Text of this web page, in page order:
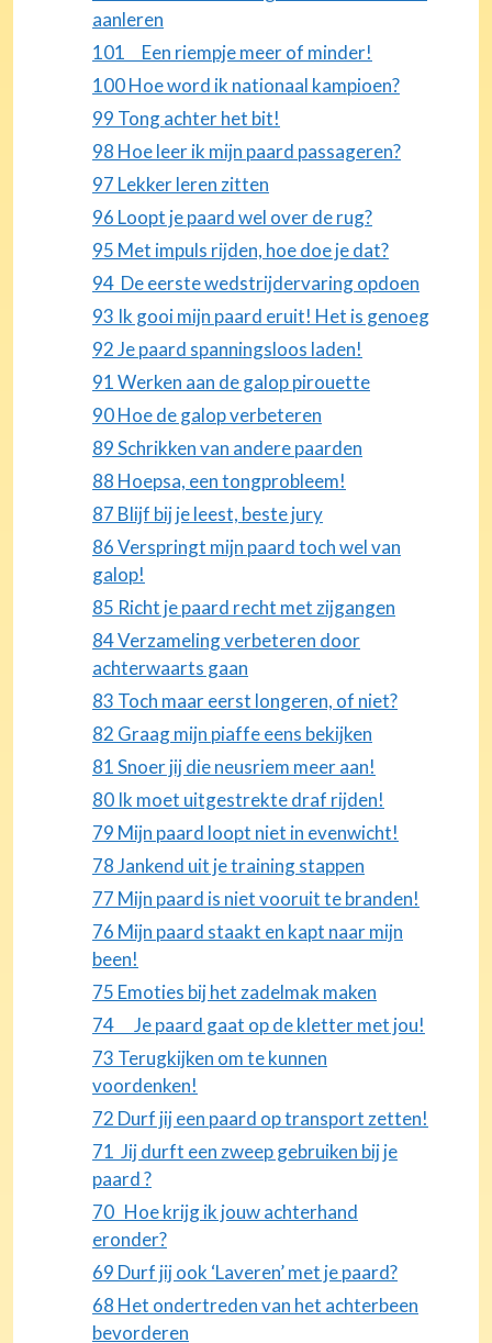
aanleren
101 Een riempje meer of minder!
100 Hoe word ik nationaal kampioen?
99 Tong achter het bit!
98 Hoe leer ik mijn paard passageren?
97 Lekker leren zitten
96 Loopt je paard wel over de rug?
95 Met impuls rijden, hoe doe je dat?
94 De eerste wedstrijdervaring opdoen
93 Ik gooi mijn paard eruit! Het is genoeg
92 Je paard spanningsloos laden!
91 Werken aan de galop pirouette
90 Hoe de galop verbeteren
89 Schrikken van andere paarden
88 Hoepsa, een tongprobleem!
87 Blijf bij je leest, beste jury
86 Verspringt mijn paard toch wel van
galop!
85 Richt je paard recht met zijgangen
84 Verzameling verbeteren door
achterwaarts gaan
83 Toch maar eerst longeren, of niet?
82 Graag mijn piaffe eens bekijken
81 Snoer jij die neusriem meer aan!
80 Ik moet uitgestrekte draf rijden!
79 Mijn paard loopt niet in evenwicht!
78 Jankend uit je training stappen
77 Mijn paard is niet vooruit te branden!
76 Mijn paard staakt en kapt naar mijn
been!
75 Emoties bij het zadelmak maken
74 Je paard gaat op de kletter met jou!
73 Terugkijken om te kunnen
voordenken!
72 Durf jij een paard op transport zetten!
71 Jij durft een zweep gebruiken bij je
paard ?
70 Hoe krijg ik jouw achterhand
eronder?
69 Durf jij ook ‘Laveren’ met je paard?
68 Het ondertreden van het achterbeen
bevorderen